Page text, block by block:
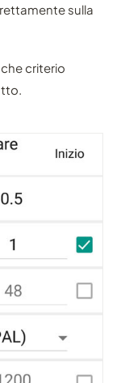
sulla
criterio